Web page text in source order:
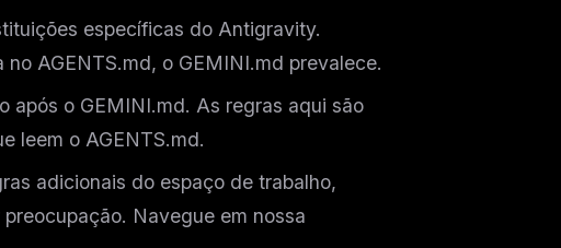
específicas do Antigravity.
AGENTS.md, o GEMINI.md prevalece.
após o GEMINI.md. As regras aqui são
leem o AGENTS.md.
adicionais do espaço de trabalho,
Navegue em nossa